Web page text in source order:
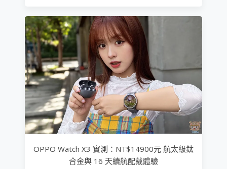
OPPO Watch X3 實測：NT$14900元 航太級鈦
合金與 16 天續航配戴體驗